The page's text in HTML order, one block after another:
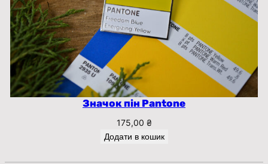
Значок пін Pantone
175,00 ₴
Додати в кошик